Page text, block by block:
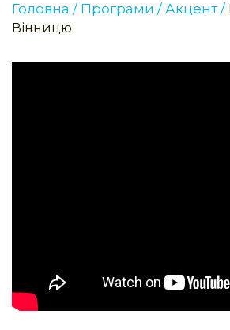
Головна / Програми / Акцент /
Вінницю